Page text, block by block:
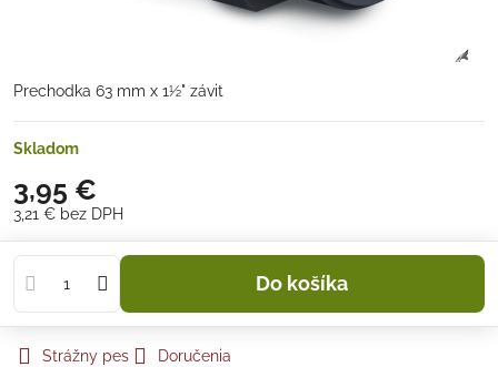
Prechodka 63 mm x 1½" závit
Skladom
3,95 €
3,21 € bez DPH
Do košíka
Strážny pes Doručenia